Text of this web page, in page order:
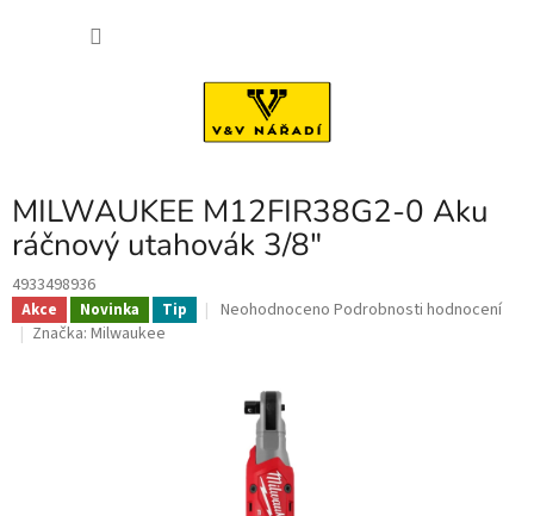
MILWAUKEE M12FIR38G2-0 Aku
ráčnový utahovák 3/8"
4933498936
Akce Novinka Tip
Průměrné
hvězdiček.
Neohodnoceno Podrobnosti hodnocení
Značka: Milwaukee